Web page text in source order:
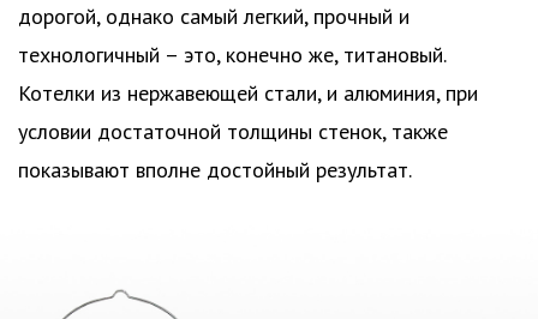
дорогой, однако самый легкий, прочный и
технологичный – это, конечно же, титановый.
Котелки из нержавеющей стали, и алюминия, при
условии достаточной толщины стенок, также
показывают вполне достойный результат.